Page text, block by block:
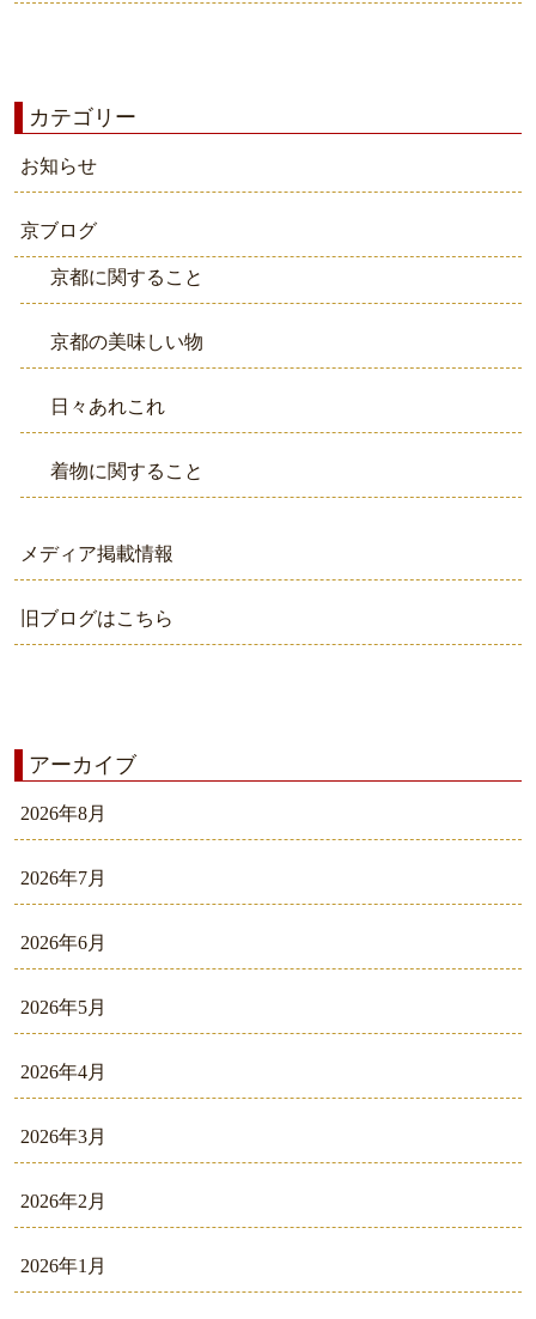
カテゴリー
お知らせ
京ブログ
京都に関すること
京都の美味しい物
日々あれこれ
着物に関すること
メディア掲載情報
旧ブログはこちら
アーカイブ
2026年8月
2026年7月
2026年6月
2026年5月
2026年4月
2026年3月
2026年2月
2026年1月